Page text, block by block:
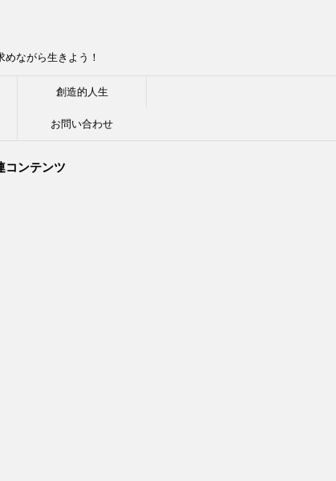
ながら生きよう！
創造的人生
お問い合わせ
コンテンツ